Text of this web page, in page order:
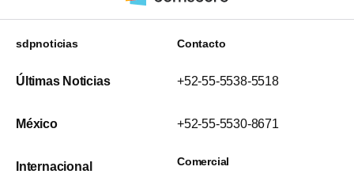
sdpnoticias
Últimas Noticias
México
Internacional
Contacto
+52-55-5538-5518
+52-55-5530-8671
Comercial